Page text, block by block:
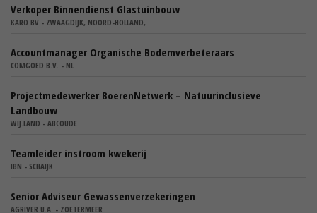
Verkoper Binnendienst Glastuinbouw
KARO BV - ZWAAGDIJK, NOORD-HOLLAND,
Accountmanager Organische Bodemverbeteraars
COMGOED B.V. - NL
Projectmedewerker BoerenNetwerk – Natuurinclusieve
Landbouw
WIJ.LAND - ABCOUDE
Teamleider instroom kwekerij
IBN - SCHAIJK
Senior Adviseur Gewassenverzekeringen
AGRIVER U.A. - ZOETERMEER